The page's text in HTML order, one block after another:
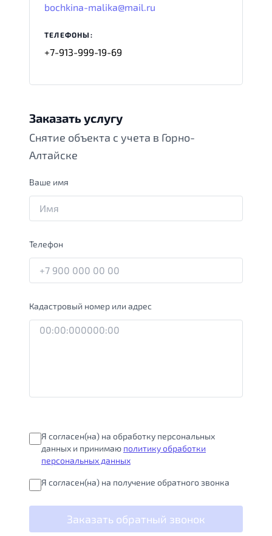
bochkina-malika@mail.ru
ТЕЛЕФОНЫ:
+7-913-999-19-69
Заказать услугу
Снятие объекта с учета в Горно-
Алтайске
Ваше имя
Телефон
Кадастровый номер или адрес
Я согласен(на) на обработку персональных
данных и принимаю политику обработки
персональных данных
Я согласен(на) на получение обратного звонка
Заказать обратный звонок